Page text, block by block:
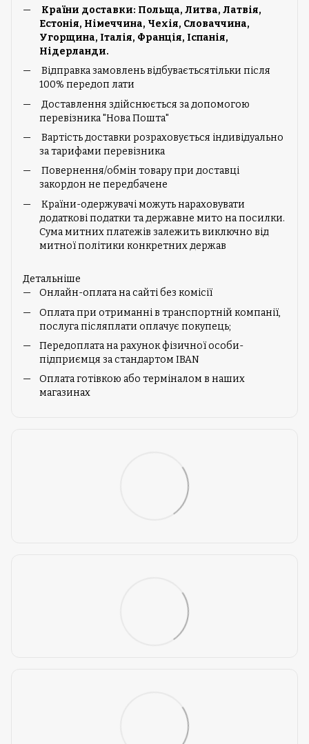
Країни доставки: Польща, Литва, Латвія,
Естонія, Німеччина, Чехія, Словаччина,
Угорщина, Італія, Франція, Іспанія,
Нідерланди.
Відправка замовлень відбуваєтьсятільки після
100% передоп лати
Доставлення здійснюється за допомогою
перевізника "Нова Пошта"
Вартість доставки розраховується індивідуально
за тарифами перевізника
Повернення/обмін товару при доставці
закордон не передбачене
Країни-одержувачі можуть нараховувати
додаткові податки та державне мито на посилки.
Сума митних платежів залежить виключно від
митної політики конкретних держав
Детальніше
Онлайн-оплата на сайті без комісії
Оплата при отриманні в транспортній компанії,
послуга післяплати оплачує покупець;
Передоплата на рахунок фізичної особи-
підприємця за стандартом IBAN
Оплата готівкою або терміналом в наших
магазинах